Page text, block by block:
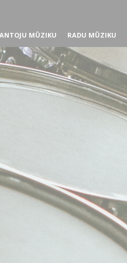
MŪZIKU RADU MŪZIKU